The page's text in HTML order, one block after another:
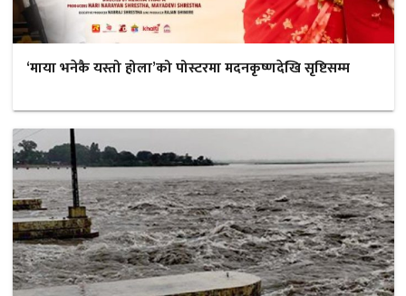
‘माया भनेकै यस्तो होला’को पोस्टरमा मदनकृष्णदेखि सृष्टिसम्म